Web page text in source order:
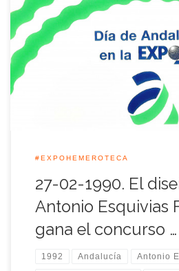
Un 27 de febrero de 1990 se
diseño que representó al Pabellón
Expo’92, Antonio Esquivias
elegido para representar a Andalucía
Universal de Sevilla, Esquivias
destinado al proyecto […]
#EXPOHEMEROTECA
27-02-1990. El
Antonio Esquivias
gana el concurso …
1992 Andalucía Antonio